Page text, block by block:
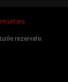
rezervate.